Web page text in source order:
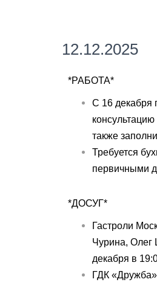
12.12.2025
*РАБОТА*
С 16 декабря
также
Требуется
первичными
*ДОСУГ*
Гастроли
Чурина, Олег
декабря в
ГДК